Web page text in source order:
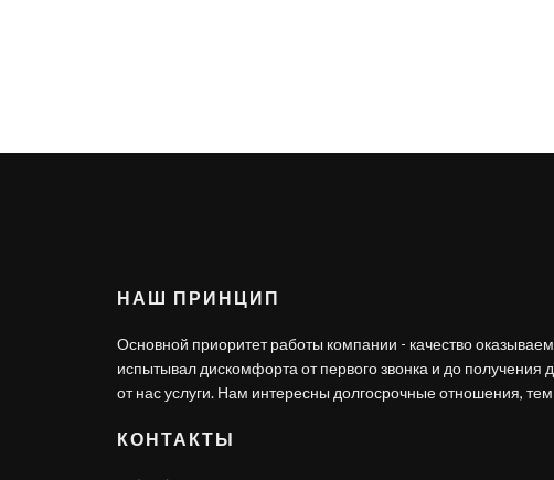
НАШ ПРИНЦИП
Основной приоритет работы компании - качество
испытывал дискомфорта от первого звонка и до получения
от нас услуги. Нам интересны долгосрочные отношения,
КОНТАКТЫ